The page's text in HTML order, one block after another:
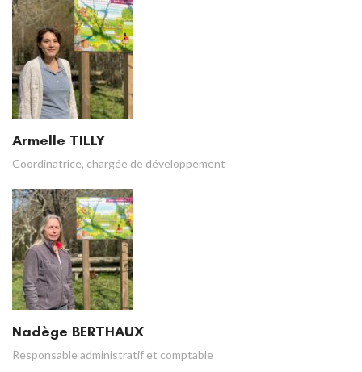
Armelle TILLY
Coordinatrice, chargée de développement
Nadège BERTHAUX
Responsable administratif et comptable